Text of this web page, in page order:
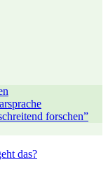
forschen”
das?